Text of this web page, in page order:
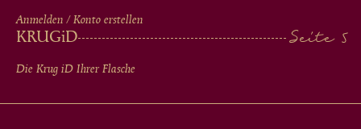
Anmelden / Konto erstellen
KRUGiD
Die Krug iD Ihrer Flasche